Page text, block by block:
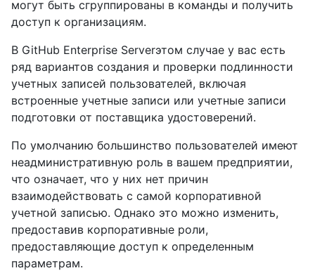
могут быть сгруппированы в команды и получить
доступ к организациям.
В GitHub Enterprise Serverэтом случае у вас есть
ряд вариантов создания и проверки подлинности
учетных записей пользователей, включая
встроенные учетные записи или учетные записи
подготовки от поставщика удостоверений.
По умолчанию большинство пользователей имеют
неадминистративную роль в вашем предприятии,
что означает, что у них нет причин
взаимодействовать с самой корпоративной
учетной записью. Однако это можно изменить,
предоставив корпоративные роли,
предоставляющие доступ к определенным
параметрам.